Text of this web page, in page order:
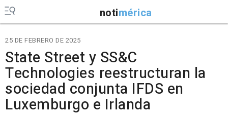
notimérica
25 DE FEBRERO DE 2025
State Street y SS&C
Technologies reestructuran la
sociedad conjunta IFDS en
Luxemburgo e Irlanda